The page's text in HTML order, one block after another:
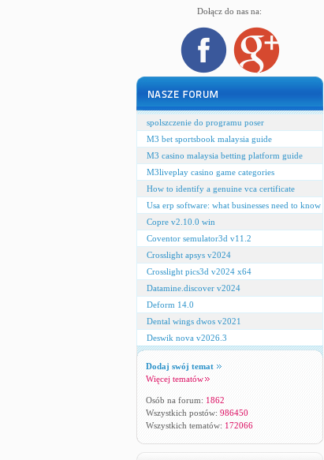
Dołącz do nas na:
spolszczenie do programu poser
M3 bet sportsbook malaysia guide
M3 casino malaysia betting platform guide
M3liveplay casino game categories
How to identify a genuine vca certificate
Usa erp software: what businesses need to know
Copre v2.10.0 win
Coventor semulator3d v11.2
Crosslight apsys v2024
Crosslight pics3d v2024 x64
Datamine.discover v2024
Deform 14.0
Dental wings dwos v2021
Deswik nova v2026.3
Dodaj swój temat
Więcej tematów
Osób na forum: 1862
Wszystkich postów: 986450
Wszystkich tematów: 172066